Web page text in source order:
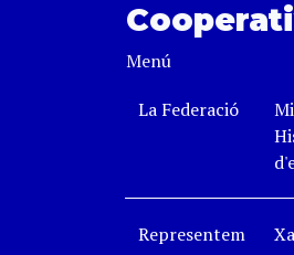
Menú
La Federació
Representem